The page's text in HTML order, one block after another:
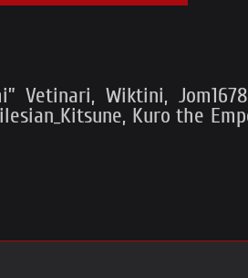
Vetinari, Wiktini,
Kuro the